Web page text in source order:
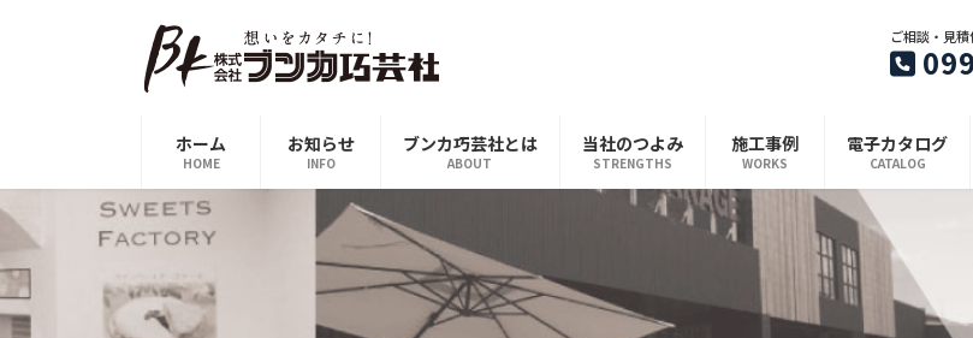
ス
キ
ッ
プ
ン
に
移
動
ご相談・見
ホーム
HOME
お知らせ
INFO
ブンカ巧芸社とは
ABOUT
当社のつよみ
STRENGTHS
施工事例
WORKS
電子カタログ
CATALOG